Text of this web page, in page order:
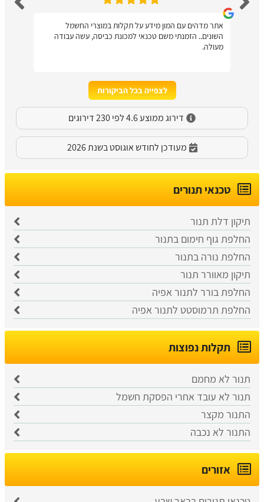
אתר מדהים עם המון מידע על תקלות במוצרי החשמל
השונים.. הזמנתי משם טכנאי למכונת כביסה, עשה עבודה
מעולה.
לצפייה בכל הביקורות
דירוג ממוצע 4.6 לפי 230 דירוגים
מעודכן לחודש אוגוסט בשנת 2026
טכנאי תנורים
תיקון דלת תנור
החלפת גוף חימום בתנור
החלפת נורה בתנור
תיקון מאוורר תנור
החלפת בורר לתנור אפיה
החלפת תרמוסטט לתנור אפיה
תקלות נפוצות
תנור לא מחמם
תנור לא עובד אחרי הפסקת חשמל
התנור מקצר
התנור לא נכבה
אזורים